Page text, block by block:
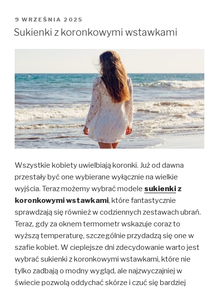
OPUBLIKOWANE
W
9 WRZEŚNIA 2025
Sukienki z koronkowymi wstawkami
Wszystkie kobiety uwielbiają koronki. Już od dawna
przestały być one wybierane wyłącznie na wielkie
wyjścia. Teraz możemy wybrać modele sukienki z
koronkowymi wstawkami, które fantastycznie
sprawdzają się również w codziennych zestawach ubrań.
Teraz, gdy za oknem termometr wskazuje coraz to
wyższą temperaturę, szczególnie przydadzą się one w
szafie kobiet. W cieplejsze dni zdecydowanie warto jest
wybrać sukienki z koronkowymi wstawkami, które nie
tylko zadbają o modny wygląd, ale najzwyczajniej w
świecie pozwolą oddychać skórze i czuć się bardziej